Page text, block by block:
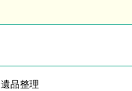
遺品整理